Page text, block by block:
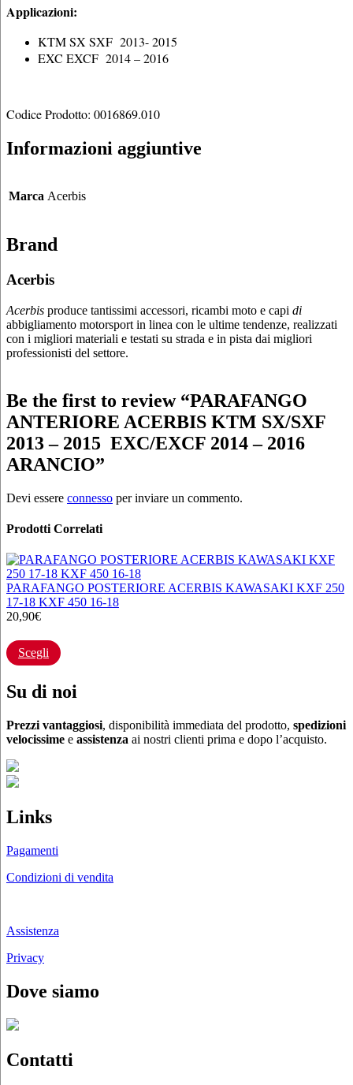
Applicazioni:
KTM SX SXF 2013- 2015
EXC EXCF 2014 – 2016
Codice Prodotto: 0016869.010
Informazioni aggiuntive
Marca Acerbis
Brand
Acerbis
Acerbis produce tantissimi accessori, ricambi moto e capi di
abbigliamento motorsport in linea con le ultime tendenze, realizzati
con i migliori materiali e testati su strada e in pista dai migliori
professionisti del settore.
Be the first to review “PARAFANGO
ANTERIORE ACERBIS KTM SX/SXF
2013 – 2015 EXC/EXCF 2014 – 2016
ARANCIO”
Devi essere connesso per inviare un commento.
Prodotti Correlati
PARAFANGO POSTERIORE ACERBIS KAWASAKI KXF 250
17-18 KXF 450 16-18
20,90€
Scegli
varianti.
Le
possono
essere
Su di noi
Prezzi vantaggiosi, disponibilità immediata del prodotto, spedizioni
velocissime e assistenza ai nostri clienti prima e dopo l’acquisto.
Links
Pagamenti
Condizioni di vendita
Assistenza
Privacy
Dove siamo
Contatti